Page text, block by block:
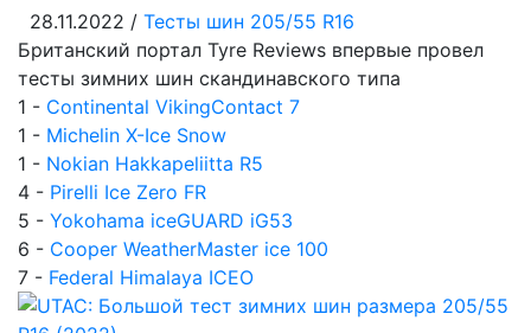
28.11.2022 / Тесты шин 205/55 R16
Британский портал Tyre Reviews впервые провел
тесты зимних шин скандинавского типа
1 - Continental VikingContact 7
1 - Michelin X-Ice Snow
1 - Nokian Hakkapeliitta R5
4 - Pirelli Ice Zero FR
5 - Yokohama iceGUARD iG53
6 - Cooper WeatherMaster ice 100
7 - Federal Himalaya ICEO